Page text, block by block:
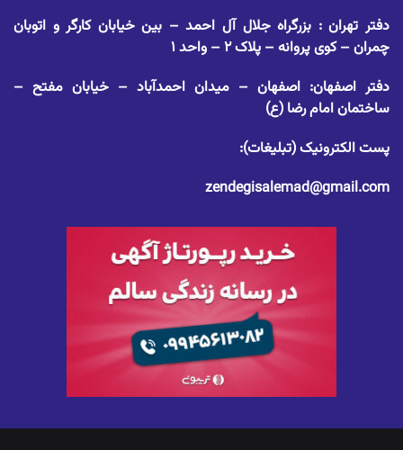
دفتر تهران : بزرگراه جلال آل احمد – بین خیابان کارگر و اتوبان
چمران – کوی پروانه – پلاک ۲ – واحد ۱
دفتر اصفهان: اصفهان – میدان احمدآباد – خیابان مفتح –
ساختمان امام رضا (ع)
پست الکترونیک (تبلیغات):
zendegisalemad@gmail.com